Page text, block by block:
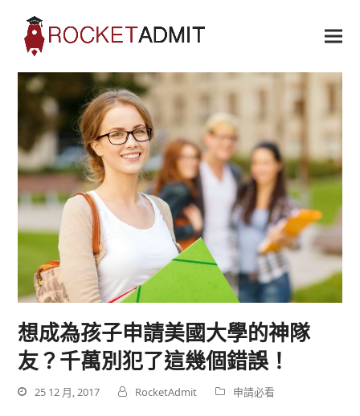
想成為孩子申請美國大學的神隊
友？千萬別犯了這幾個錯誤！
25 12 月, 2017 RocketAdmit 申請必看